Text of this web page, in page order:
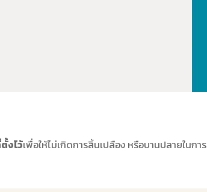
งไว้เพื่อให้ไม่เกิดการสิ้นเปลือง หรือบานปลายในการ